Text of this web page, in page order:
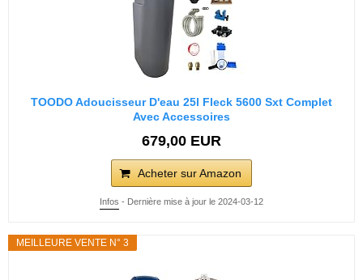
TOODO Adoucisseur D'eau 25l Fleck 5600 Sxt Complet
Avec Accessoires
679,00 EUR
Acheter sur Amazon
Infos - Dernière mise à jour le 2024-03-12
MEILLEURE VENTE N° 3